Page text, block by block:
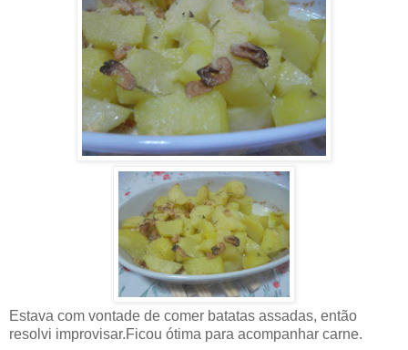
Estava com vontade de comer batatas assadas, então
resolvi improvisar.Ficou ótima para acompanhar carne.